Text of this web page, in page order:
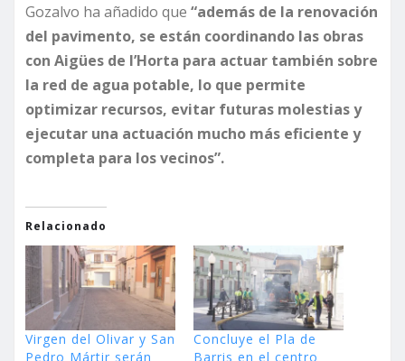
Gozalvo ha añadido que “además de la renovación
del pavimento, se están coordinando las obras
con Aigües de l’Horta para actuar también sobre
la red de agua potable, lo que permite
optimizar recursos, evitar futuras molestias y
ejecutar una actuación mucho más eficiente y
completa para los vecinos”.
Relacionado
Virgen del Olivar y San
Pedro Mártir serán
Concluye el Pla de
Barris en el centro